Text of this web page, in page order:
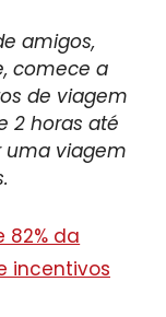
amigos,
comece a
de viagem
2 horas até
uma viagem
82% da
incentivos